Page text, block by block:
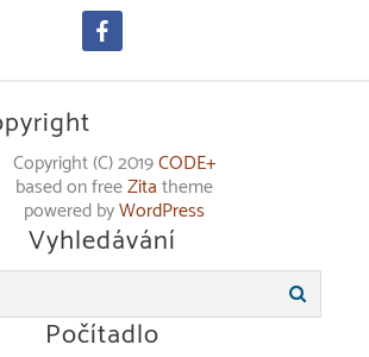
facebook
Copyright (C) 2019CODE+
based on freeZitatheme
powered byWordPress
Vyhledávání
Počítadlo